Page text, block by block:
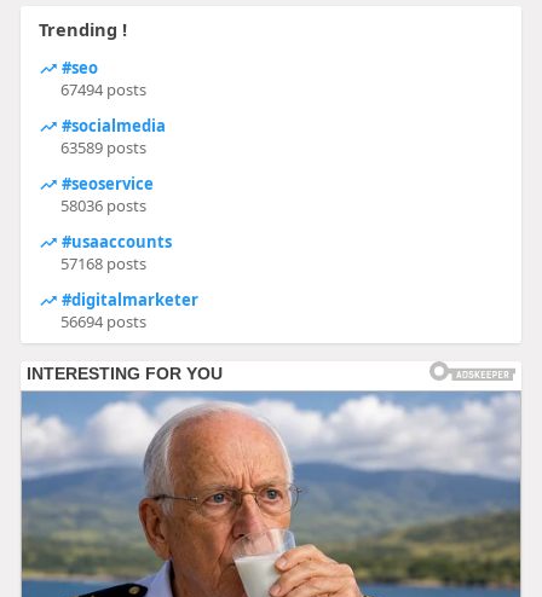
Trending !
#seo
67494 posts
#socialmedia
63589 posts
#seoservice
58036 posts
#usaaccounts
57168 posts
#digitalmarketer
56694 posts